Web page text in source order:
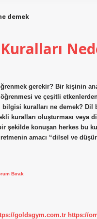
demek
gerekir? Bir kişinin
ve çeşitli
kuralları ne demek?
kuralları oluşturması
şekilde konuşan herkes bu
amacı “dilsel ve
Bırak
goldsgym.com.tr https://